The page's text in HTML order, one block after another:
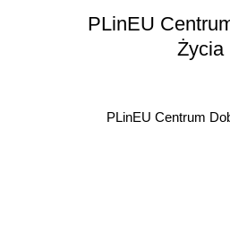
PLinEU
Życia
PLinEU Centrum